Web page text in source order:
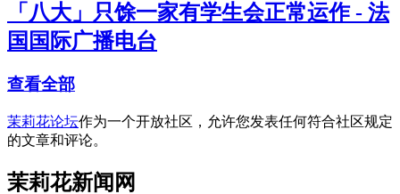
「八大」只馀一家有学生会正常运作 - 法
国国际广播电台
查看全部
茉莉花论坛作为一个开放社区，允许您发表任何符合社区规定
的文章和评论。
茉莉花新闻网